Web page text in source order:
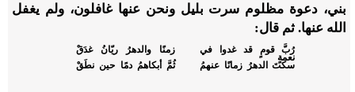
بني، دعوة مظلوم سرت بليل ونحن عنها غافلون، ولم يغفل
الله عنها. ثم قال:
رُبَّ قومٍ قد غدوا في
نعمةٍ
زمنًا والدهرُ ريّانُ غدَقْ
سكتَ الدهرُ زمانًا عنهمُ
ثُمَّ أبكاهمُ دمًا حين نطَقْ